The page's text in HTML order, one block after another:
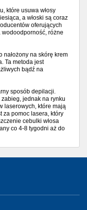
które usuwa włosy
a włoski są coraz
oferujących
różne
nałożony na skórę krem
Ta metoda jest
bądź na
sposób depilacji.
jednak na rynku
laserowych, które mają
za pomoc lasera, który
cebulki włosa
co 4-8 tygodni aż do